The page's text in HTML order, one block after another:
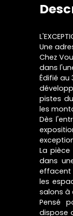
Une
Chez
dans
Édifié au
pistes
les
Dès
La
dans
effacent
les
salons à
Pensé
dispose